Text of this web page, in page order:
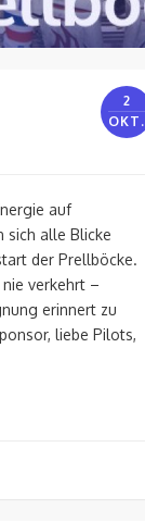
2
OKT.
auf
sich alle Blicke
der Prellböcke.
verkehrt –
erinnert zu
liebe Pilots,